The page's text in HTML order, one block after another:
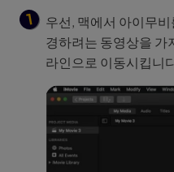
우선, 맥에서 아이무
경하려는 동영상을 가
라인으로 이동시킵니